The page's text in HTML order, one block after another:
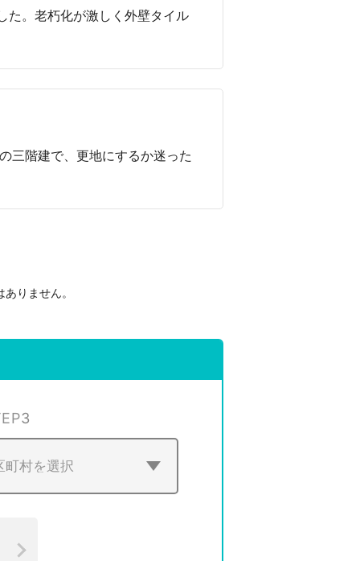
た。老朽化が激しく外壁タイル
三階建で、更地にするか迷った
りません。
3